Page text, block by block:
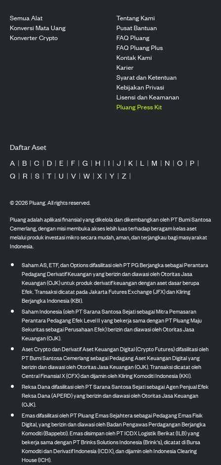
Semua Alat
Konversi Mata Uang
Konverter Crypto
Tentang Kami
Pusat Bantuan
FAQ Pluang
FAQ Pluang Plus
Kontak Kami
Karier
Syarat dan Ketentuan
Kebijakan Privasi
Lisensi dan Keamanan
Pluang Press Kit
Daftar Aset
A | B | C | D | E | F | G | H | I | J | K | L | M | N | O | P |
Q | R | S | T | U | V | W | X | Y | Z |
©2026Pluang. All rights reserved.
Pluang adalah aplikasi finansial yang dikelola dan dikembangkan oleh PT Bumi Santosa
Cemerlang, dengan misi membuka akses lebih luas terhadap beragam kelas aset
melalui produk investasi mikro secara mudah, aman, dan terjangkau bagi masyarakat
Indonesia.
Saham AS, ETF, dan Options difasilitasi oleh PT PG Berjangka sebagai Perantara
Pedagang Derivatif Keuangan yang berizin dan diawasi oleh Otoritas Jasa
Keuangan (OJK) untuk produk derivatif keuangan dengan aset dasar berupa
Efek. Transaksi dicatat pada Jakarta Futures Exchange (JFX) dan Kliring
Berjangka Indonesia (KBI).
Saham Indonesia (oleh PT Sarana Santosa Sejati sebagai Mitra Pemasaran
Perantara Pedagang Efek Level II yang bekerja sama dengan PT Pluang Maju
Sekuritas sebagai Perusahaan Efek) berizin dan diawasi oleh Otoritas Jasa
Keuangan (OJK).
Aset Crypto dan Derivatif Aset Keuangan Digital (Crypto Futures) difasilitasi oleh
PT Bumi Santosa Cemerlang sebagai Pedagang Aset Keuangan Digital yang
berizin dan diawasi oleh Otoritas Jasa Keuangan (OJK). Transaksi dicatat oleh
Central Finansial X (CFX) dan dijamin oleh Kliring Komoditi Indonesia (KKI).
Reksa Dana difasilitasi oleh PT Sarana Santosa Sejati sebagai Agen Penjual Efek
Reksa Dana (APERD) yang berizin dan diawasi oleh Otoritas Jasa Keuangan
(OJK).
Emas difasilitasi oleh PT Pluang Emas Sejahtera sebagai Pedagang Emas Fisik
Digital, yang berizin dan diawasi oleh Badan Pengawas Perdagangan Berjangka
Komoditi (Bappebti). Emas disimpan oleh PT ICDX Logistik Berikat (ILB) yang
bekerja sama dengan PT Brinks Solutions Indonesia (Brink's), dicatat di Bursa
Komoditi dan Derivatif Indonesia (ICDX), dan dijamin oleh Indonesia Clearing
House (ICH).